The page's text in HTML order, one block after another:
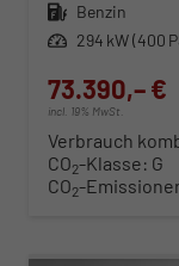
Kraftstoff Benzin
Leistung 294 kW (400
73.390,– €
incl. 19% MwSt.
Verbrauch
CO2-Klasse: G
CO2-